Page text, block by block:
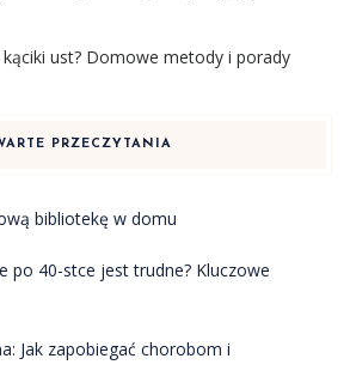
kąciki ust? Domowe metody i porady
PRZECZYTANIA
bibliotekę w domu
po 40-stce jest trudne? Kluczowe
Jak zapobiegać chorobom i